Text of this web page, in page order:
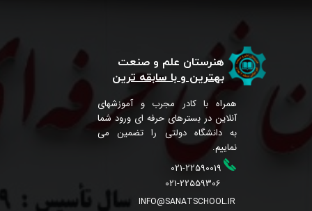
هنرستان علم و صنعت
بهترین و با سابقه ترین
همراه با کادر مجرب و آموزشهای
آنلاین در بسترهای حرفه ای ورود شما
به دانشگاه دولتی را تضمین می
نماییم.
021-22559306
INFO@SANATSCHOOL.IR
021-22590019